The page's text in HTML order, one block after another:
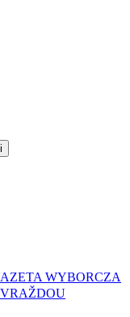
WYBORCZA